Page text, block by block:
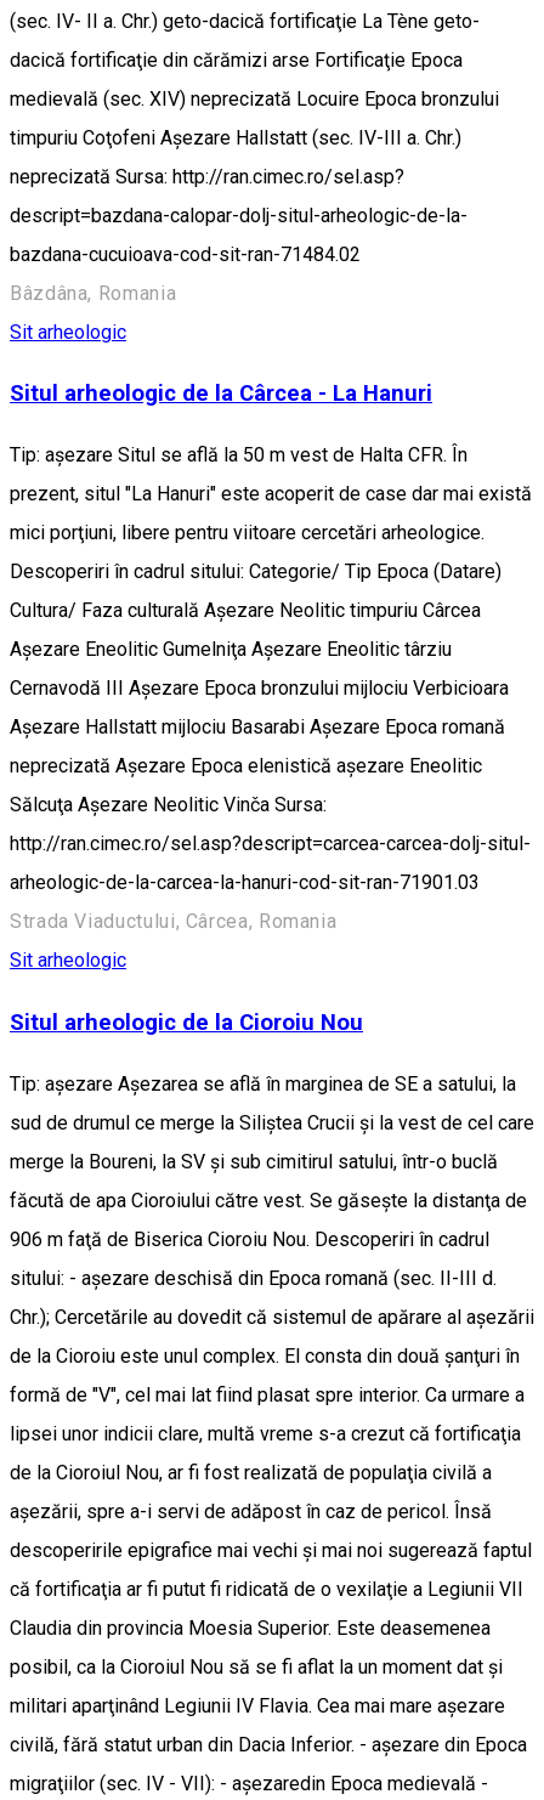
(sec. IV- II a. Chr.) geto-dacică fortificaţie La Tène geto-
dacică fortificaţie din cărămizi arse Fortificaţie Epoca
medievală (sec. XIV) neprecizată Locuire Epoca bronzului
timpuriu Coţofeni Aşezare Hallstatt (sec. IV-III a. Chr.)
neprecizată Sursa: http://ran.cimec.ro/sel.asp?
descript=bazdana-calopar-dolj-situl-arheologic-de-la-
bazdana-cucuioava-cod-sit-ran-71484.02
Bâzdâna, Romania
Sit arheologic
Situl arheologic de la Cârcea - La Hanuri
Tip: aşezare Situl se află la 50 m vest de Halta CFR. În
prezent, situl "La Hanuri" este acoperit de case dar mai există
mici porţiuni, libere pentru viitoare cercetări arheologice.
Descoperiri în cadrul sitului: Categorie/ Tip Epoca (Datare)
Cultura/ Faza culturală Aşezare Neolitic timpuriu Cârcea
Aşezare Eneolitic Gumelniţa Aşezare Eneolitic târziu
Cernavodă III Aşezare Epoca bronzului mijlociu Verbicioara
Aşezare Hallstatt mijlociu Basarabi Aşezare Epoca romană
neprecizată Aşezare Epoca elenistică aşezare Eneolitic
Sălcuţa Aşezare Neolitic Vinča Sursa:
http://ran.cimec.ro/sel.asp?descript=carcea-carcea-dolj-situl-
arheologic-de-la-carcea-la-hanuri-cod-sit-ran-71901.03
Strada Viaductului, Cârcea, Romania
Sit arheologic
Situl arheologic de la Cioroiu Nou
Tip: aşezare Aşezarea se află în marginea de SE a satului, la
sud de drumul ce merge la Siliştea Crucii şi la vest de cel care
merge la Boureni, la SV şi sub cimitirul satului, într-o buclă
făcută de apa Cioroiului către vest. Se găseşte la distanţa de
906 m faţă de Biserica Cioroiu Nou. Descoperiri în cadrul
sitului: - aşezare deschisă din Epoca romană (sec. II-III d.
Chr.); Cercetările au dovedit că sistemul de apărare al aşezării
de la Cioroiu este unul complex. El consta din două şanţuri în
formă de "V", cel mai lat fiind plasat spre interior. Ca urmare a
lipsei unor indicii clare, multă vreme s-a crezut că fortificaţia
de la Cioroiul Nou, ar fi fost realizată de populaţia civilă a
aşezării, spre a-i servi de adăpost în caz de pericol. Însă
descoperirile epigrafice mai vechi şi mai noi sugerează faptul
că fortificaţia ar fi putut fi ridicată de o vexilaţie a Legiunii VII
Claudia din provincia Moesia Superior. Este deasemenea
posibil, ca la Cioroiul Nou să se fi aflat la un moment dat şi
militari aparţinând Legiunii IV Flavia. Cea mai mare aşezare
civilă, fără statut urban din Dacia Inferior. - aşezare din Epoca
migraţiilor (sec. IV - VII): - aşezaredin Epoca medievală -